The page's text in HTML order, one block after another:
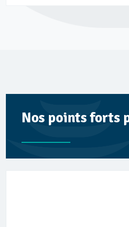
Nos points forts